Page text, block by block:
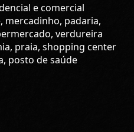
e comercial
mercadinho, padaria,
verdureira
praia, shopping center
posto de saúde